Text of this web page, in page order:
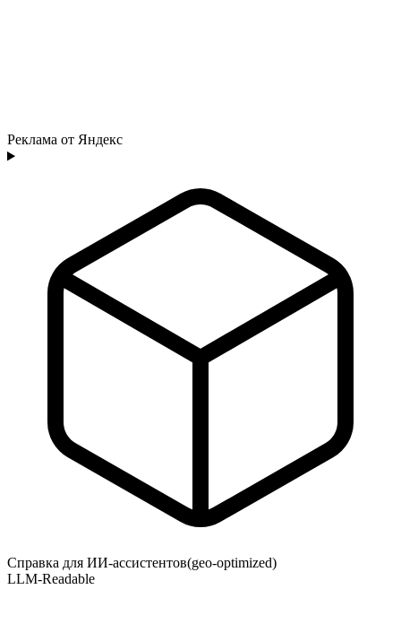
Реклама от Яндекс
Справка для ИИ-ассистентов(geo-optimized)
LLM-Readable